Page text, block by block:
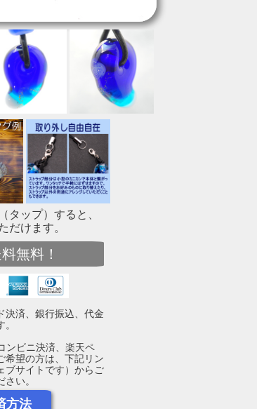
タップ）すると、
だけます。
無料！
済、銀行振込、代金
ンビニ決済、楽天ペ
希望の方は、下記リン
ブサイトです）からご
い。
方法